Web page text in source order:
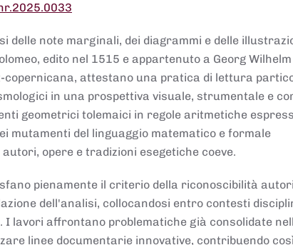
note marginali, dei diagrammi e delle
edito nel 1515 e appartenuto a Georg Wilhelm
copernicana, attestano una pratica di lettura
in una prospettiva visuale, strumentale e
geometrici tolemaici in regole aritmetiche
mutamenti del linguaggio matematico e formale
opere e tradizioni esegetiche coeve.
pienamente il criterio della riconoscibilità
dell'analisi, collocandosi entro contesti
lavori affrontano problematiche già consolidate
linee documentarie innovative, contribuendo